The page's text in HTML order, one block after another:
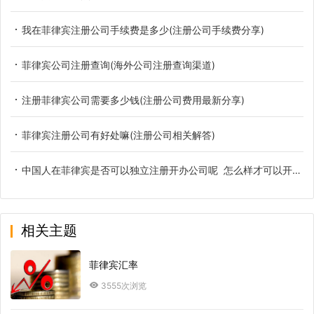
我在菲律宾注册公司手续费是多少(注册公司手续费分享)
菲律宾公司注册查询(海外公司注册查询渠道)
注册菲律宾公司需要多少钱(注册公司费用最新分享)
菲律宾注册公司有好处嘛(注册公司相关解答)
中国人在菲律宾是否可以独立注册开办公司呢 怎么样才可以开办公司
相关主题
菲律宾汇率
3555次浏览